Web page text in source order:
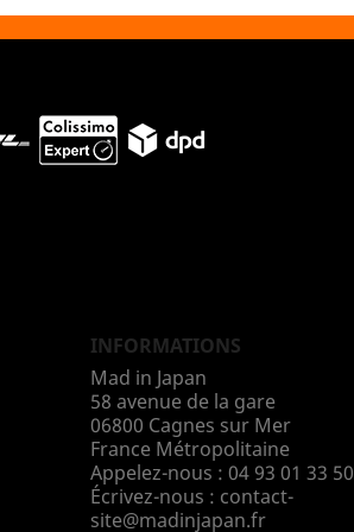
INFORMATIONS
Mad in Japan
58 avenue de la gare
06800 Cagnes sur Mer
France Métropolitaine
Appelez-nous : 04 93 01 33 50
Écrivez-nous : contact-
site@madinjapan.fr